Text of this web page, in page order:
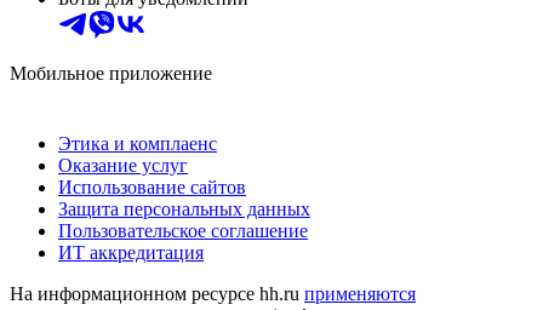
Мобильное приложение
Этика и комплаенс
Оказание услуг
Использование сайтов
Защита персональных данных
Пользовательское соглашение
ИТ аккредитация
На информационном ресурсе hh.ru применяются